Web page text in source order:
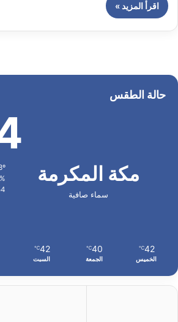
اقرأ المزيد »
حالة الطقس
مكة المكرمة
سماء صافية
44º - 33º
42
℃
الخميس
40
℃
الجمعة
42
℃
السبت